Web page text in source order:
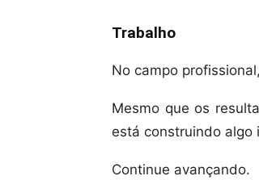
Trabalho
No campo
Mesmo que os
está construindo
Continue avançando.